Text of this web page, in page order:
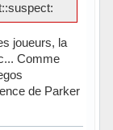
joueurs, la
Comme
de Parker